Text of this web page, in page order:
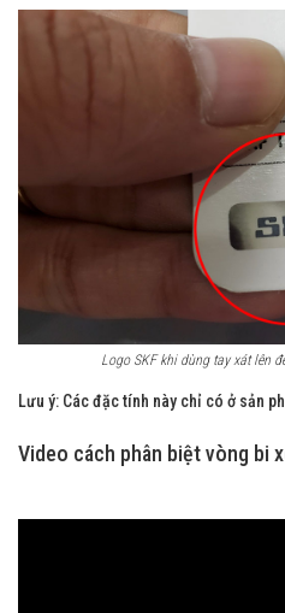
Logo SKF khi dùng tay xát lên
Lưu ý: Các đặc tính này chỉ có ở sản
Video cách phân biệt vòng bi